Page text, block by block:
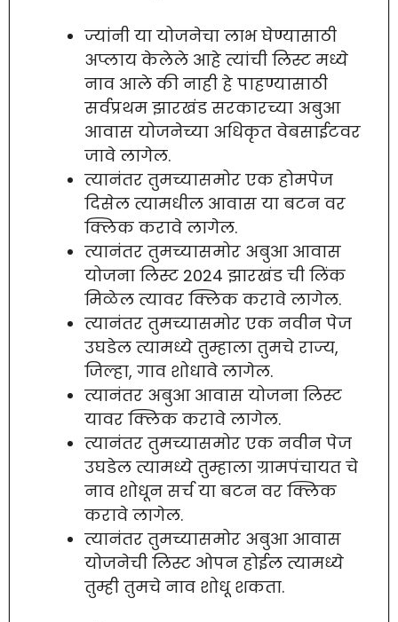
ज्यांनी या योजनेचा लाभ घेण्यासाठी
अप्लाय केलेले आहे त्यांची लिस्ट मध्ये
नाव आले की नाही हे पाहण्यासाठी
सर्वप्रथम झारखंड सरकारच्या अबुआ
आवास योजनेच्या अधिकृत वेबसाईटवर
जावे लागेल.
त्यानंतर तुमच्यासमोर एक होमपेज
दिसेल त्यामधील आवास या बटन वर
क्लिक करावे लागेल.
त्यानंतर तुमच्यासमोर अबुआ आवास
योजना लिस्ट 2024 झारखंड ची लिंक
मिळेल त्यावर क्लिक करावे लागेल.
त्यानंतर तुमच्यासमोर एक नवीन पेज
उघडेल त्यामध्ये तुम्हाला तुमचे राज्य,
जिल्हा, गाव शोधावे लागेल.
त्यानंतर अबुआ आवास योजना लिस्ट
यावर क्लिक करावे लागेल.
त्यानंतर तुमच्यासमोर एक नवीन पेज
उघडेल त्यामध्ये तुम्हाला ग्रामपंचायत चे
नाव शोधून सर्च या बटन वर क्लिक
करावे लागेल.
त्यानंतर तुमच्यासमोर अबुआ आवास
योजनेची लिस्ट ओपन होईल त्यामध्ये
तुम्ही तुमचे नाव शोधू शकता.